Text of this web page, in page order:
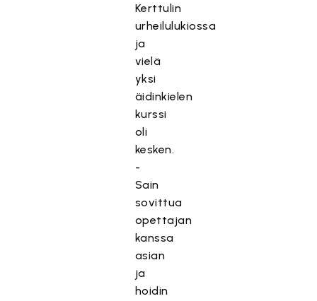
Kerttulin
urheilulukiossa
ja
vielä
yksi
äidinkielen
kurssi
oli
kesken.
-
Sain
sovittua
opettajan
kanssa
asian
ja
hoidin